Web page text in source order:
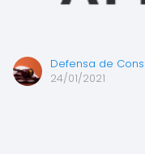
Defensa de
24/01/2021